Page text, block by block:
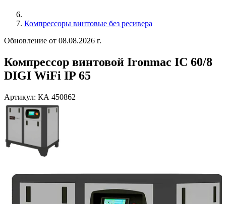
Компрессоры винтовые без ресивера
Обновление от 08.08.2026 г.
Компрессор винтовой Ironmac IC 60/8
DIGI WiFi IP 65
Артикул: КА 450862